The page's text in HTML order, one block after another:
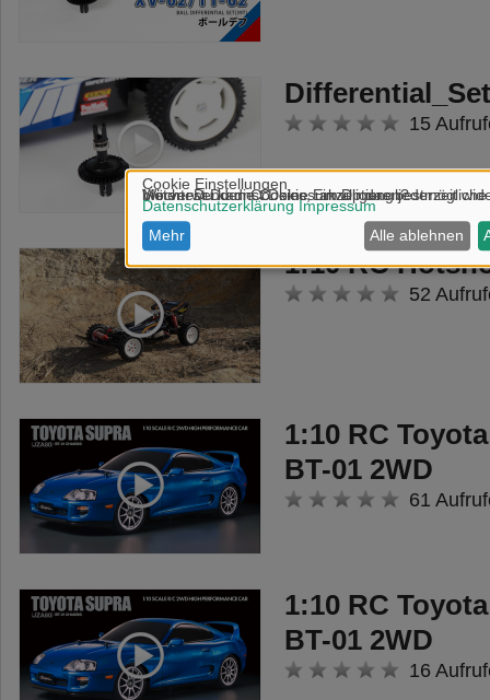
Differential_Set
15
1:10 RC
52
1:10 RC
BT-01 2WD
61
1:10 RC
BT-01 2WD
16